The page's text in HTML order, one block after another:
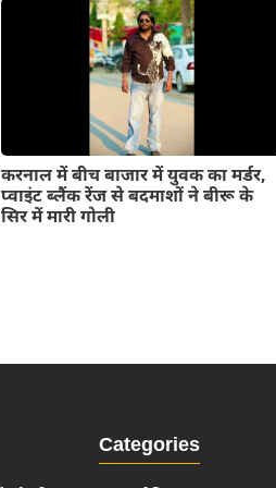
करनाल में बीच बाजार में युवक का मर्डर,
प्वाइंट ब्लैंक रेंज से बदमाशों ने बीरू के
सिर में मारी गोली
Categories